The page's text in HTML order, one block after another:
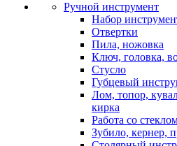
Ручной инструмент
Набор
Отвертки
Пила, ножовка
Ключ, головка,
Стусло
Губцевый
Лом, топор,
кирка
Работа со
Зубило, кернер,